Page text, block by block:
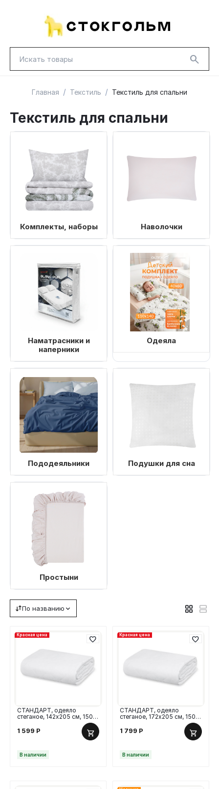
ТОВАРЫ В ПУТИ / ПОД ЗАКАЗСКИДКИ
Главная / Текстиль / Текстиль для спальни
Текстиль для спальни
Комплекты, наборы Наволочки
Наматрасники и
наперники
Одеяла
Пододеяльники Подушки для сна
Простыни
По названию
Красная цена
СТАНДАРТ, одеяло
стеганое, 142х205 см, 150
1 599 Р
В наличии
Красная цена
СТАНДАРТ, одеяло
стеганое, 172х205 см, 150
1 799 Р
В наличии